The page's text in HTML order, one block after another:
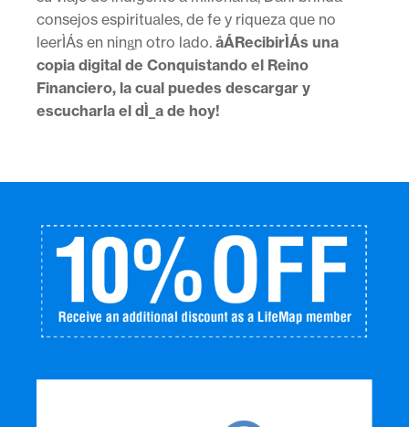
consejos espirituales, de fe y riqueza que no
leerÌÁs en ning̼n otro lado. åÁRecibirÌÁs una
copia digital de Conquistando el Reino
Financiero, la cual puedes descargar y
escucharla el dÌ_a de hoy!